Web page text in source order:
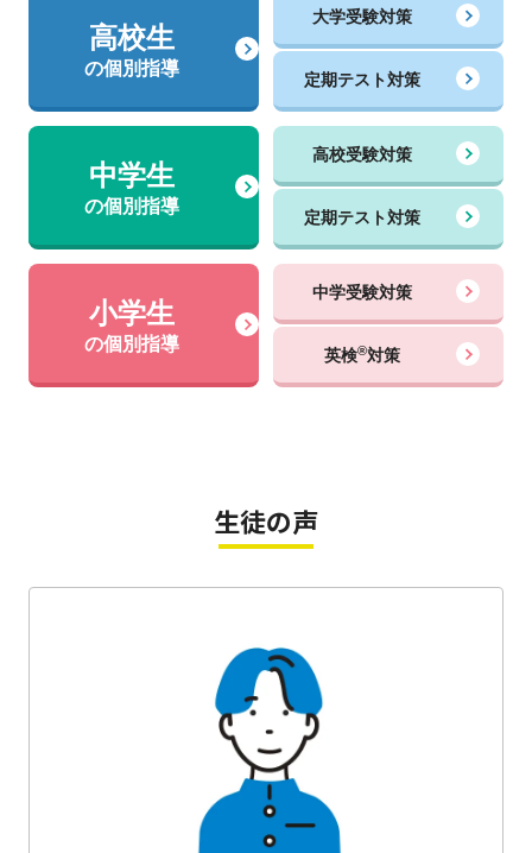
高校生
の個別指導
大学受験対策
定期テスト対策
中学生
の個別指導
高校受験対策
定期テスト対策
小学生
の個別指導
中学受験対策
英検®対策
生徒の声